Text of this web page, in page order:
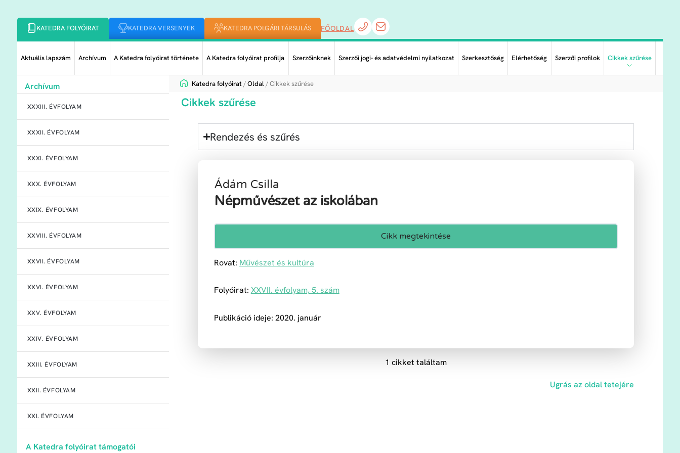
KATEDRA FOLYÓIRAT KATEDRA VERSENYEK KATEDRA POLGÁRI TÁRSULÁS FŐOLDAL
Aktuális lapszám Archívum A Katedra folyóirat története A Katedra folyóirat profilja Szerzőinknek Szerzői jogi- és adatvédelmi nyilatkozat Szerkesztőség Elérhetőség Szerzői profilok Cikkek szűrése
Archívum
XXXIII. ÉVFOLYAM
XXXII. ÉVFOLYAM
XXXI. ÉVFOLYAM
XXX. ÉVFOLYAM
XXIX. ÉVFOLYAM
XXVIII. ÉVFOLYAM
XXVII. ÉVFOLYAM
XXVI. ÉVFOLYAM
XXV. ÉVFOLYAM
XXIV. ÉVFOLYAM
XXIII. ÉVFOLYAM
XXII. ÉVFOLYAM
XXI. ÉVFOLYAM
A Katedra folyóirat támogatói
Katedra folyóirat/Oldal/ Cikkek szűrése
Cikkek szűrése
Rendezés és szűrés
Ádám Csilla
Népművészet az iskolában
Cikk megtekintése
Rovat: Művészet és kultúra
Folyóirat: XXVII. évfolyam, 5. szám
Publikáció ideje: 2020. január
1 cikket találtam
Ugrás az oldal tetejére